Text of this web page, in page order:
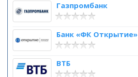
Газпромбанк
Банк «ФК Открытие»
ВТБ